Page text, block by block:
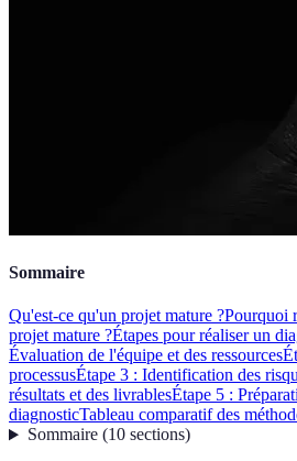
Sommaire
Qu'est-ce qu'un projet mature ?Pourquoi
projet mature ?Étapes pour réaliser un
Évaluation de l'équipe et des ressources
processusÉtape 3 : Identification des
résultats et des livrablesÉtape 5 :
diagnosticTableau comparatif des
Sommaire(10 sections)